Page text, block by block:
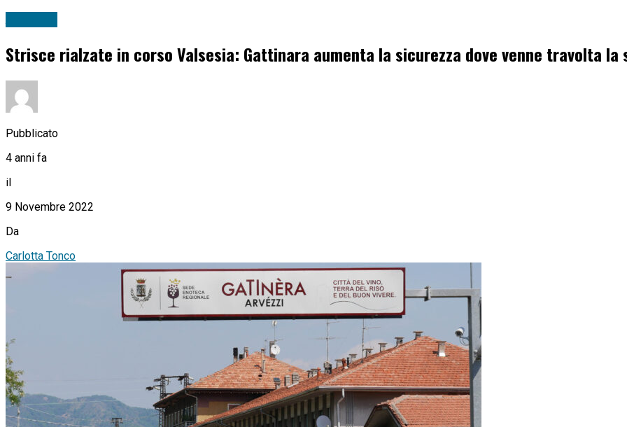
Strisce rialzate in corso Valsesia: Gattinara aumenta la sicurezza dove venne travolta la
Pubblicato
4 anni fa
il
9 Novembre 2022
Da
Carlotta Tonco